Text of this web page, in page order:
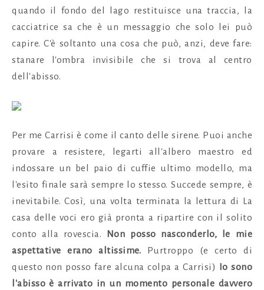
quando il fondo del lago restituisce una traccia, la
cacciatrice sa che è un messaggio che solo lei può
capire. C'è soltanto una cosa che può, anzi, deve fare:
stanare l'ombra invisibile che si trova al centro
dell'abisso.
Per me Carrisi è come il canto delle sirene. Puoi anche
provare a resistere, legarti all'albero maestro ed
indossare un bel paio di cuffie ultimo modello, ma
l'esito finale sarà sempre lo stesso. Succede sempre, è
inevitabile. Così, una volta terminata la lettura di La
casa delle voci ero già pronta a ripartire con il solito
conto alla rovescia.
Non posso nasconderlo, le mie
aspettative erano altissime. Purtroppo (e certo di
questo non posso fare alcuna colpa a Carrisi) Io sono
l'abisso è arrivato in un momento personale davvero